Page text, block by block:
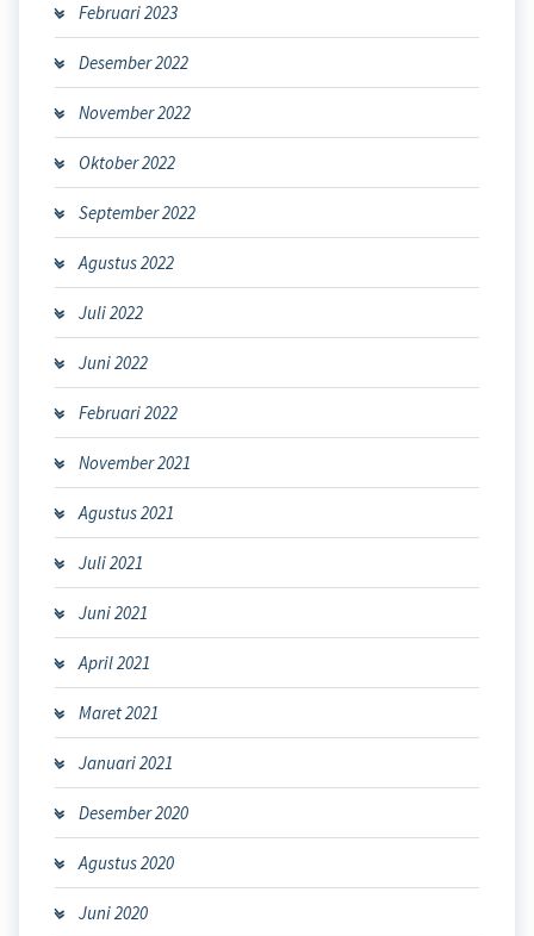
Februari 2023
Desember 2022
November 2022
Oktober 2022
September 2022
Agustus 2022
Juli 2022
Juni 2022
Februari 2022
November 2021
Agustus 2021
Juli 2021
Juni 2021
April 2021
Maret 2021
Januari 2021
Desember 2020
Agustus 2020
Juni 2020